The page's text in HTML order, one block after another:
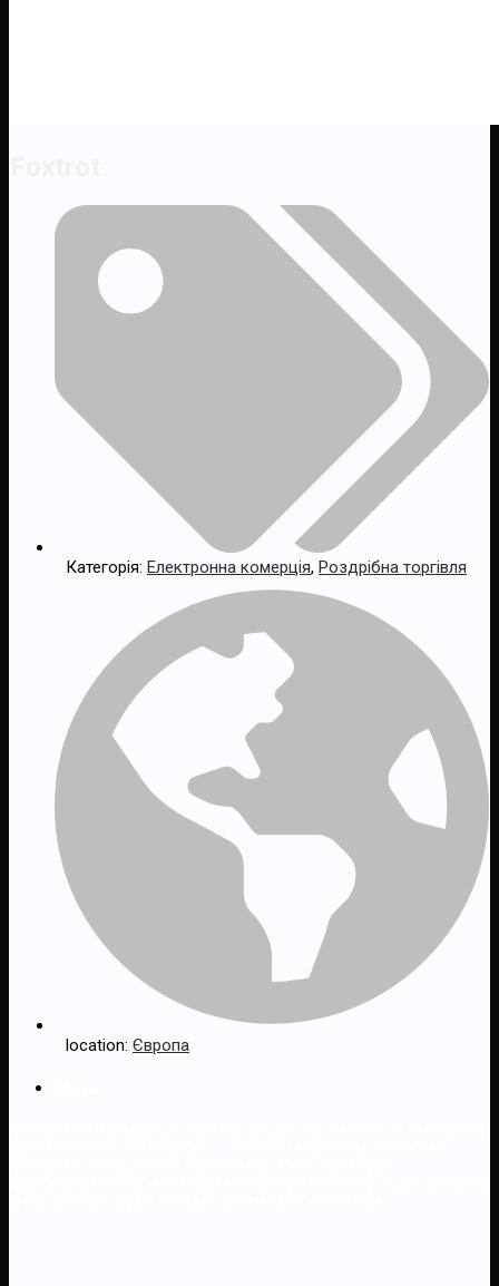
Категорія: Електронна комерція, Роздрібна торгівля
location: Європа